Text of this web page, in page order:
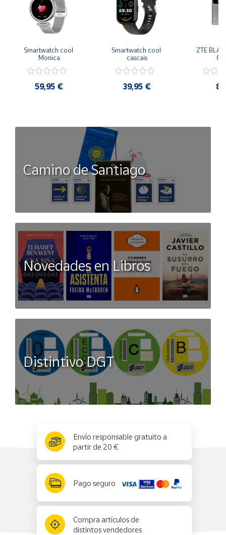
Smartwatch cool
Monica
59,95 €
Smartwatch cool
cascais
39,95 €
ZTE
Camino de Santiago
Novedades en Libros
Distintivo DGT
Envío responsable gratuito a
partir de 20 €
Pago seguro
Compra artículos de
distintos vendedores